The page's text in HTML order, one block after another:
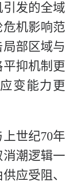
发的全域
机影响范
部区域与
抑机制更
变能力更
世纪70年
潮逻辑一
应受阻、